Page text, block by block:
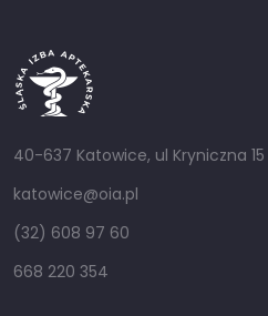
40-637 Katowice, ul Kryniczna 15
katowice@oia.pl
(32) 608 97 60
668 220 354